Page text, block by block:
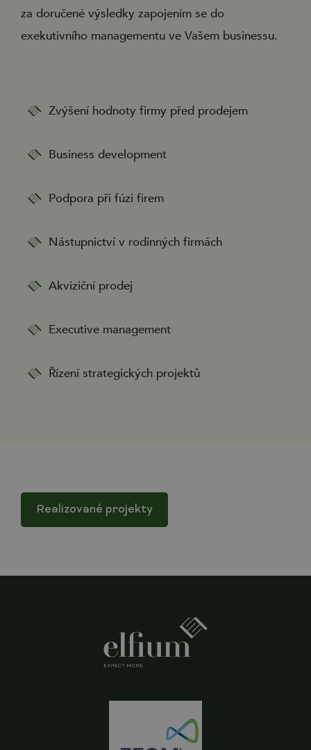
za doručené výsledky zapojením se do
exekutivního managementu ve Vašem businessu.
Zvýšení hodnoty firmy před prodejem
Business development
Podpora při fúzi firem
Nástupnictví v rodinných firmách
Akviziční prodej
Executive management
Řízení strategických projektů
Realizované projekty